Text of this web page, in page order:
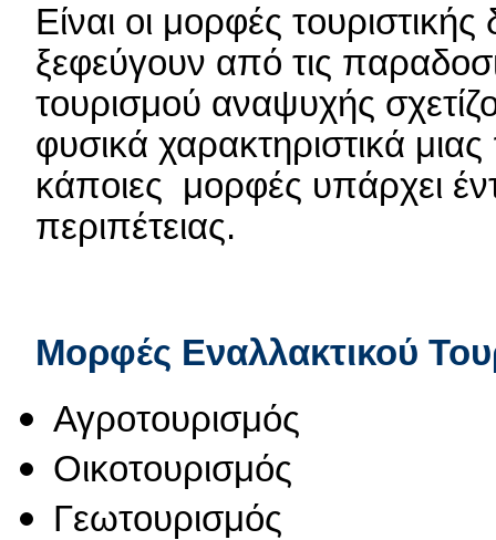
Είναι οι μορφές
ξεφεύγουν από τις
τουρισμού αναψυχής
φυσικά χαρακτηριστικά
κάποιες μορφές υπάρχει
περιπέτειας.
Μορφές Εναλλακτικού
Αγροτουρισμός
Οικοτουρισμός
Γεωτουρισμός